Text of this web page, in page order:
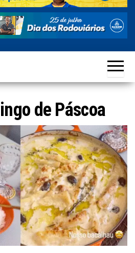
região!
de Páscoa